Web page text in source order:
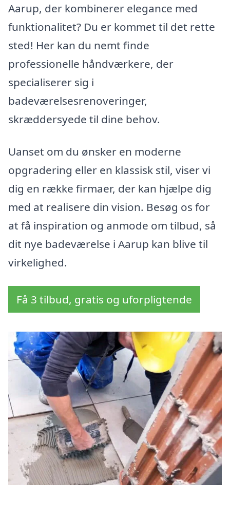
Aarup, der kombinerer elegance med
funktionalitet? Du er kommet til det rette
sted! Her kan du nemt finde
professionelle håndværkere, der
specialiserer sig i
badeværelsesrenoveringer,
skræddersyede til dine behov.
Uanset om du ønsker en moderne
opgradering eller en klassisk stil, viser vi
dig en række firmaer, der kan hjælpe dig
med at realisere din vision. Besøg os for
at få inspiration og anmode om tilbud, så
dit nye badeværelse i Aarup kan blive til
virkelighed.
Få 3 tilbud, gratis og uforpligtende